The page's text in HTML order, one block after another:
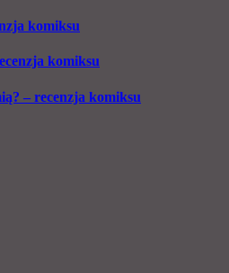
komiksu
komiksu
– recenzja komiksu